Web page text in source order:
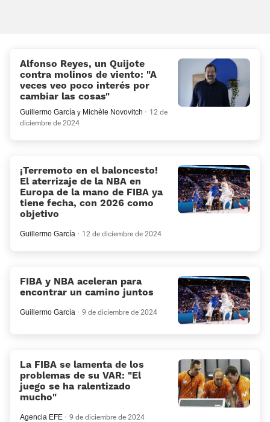
Alfonso Reyes, un Quijote
contra molinos de viento: “A
veces veo poco interés por
cambiar las cosas”
Guillermo García y Michèle Novovitch
12 de
diciembre de 2024
¡Terremoto en el baloncesto!
El aterrizaje de la NBA en
Europa de la mano de FIBA ya
tiene fecha, con 2026 como
objetivo
Guillermo García 12 de diciembre de 2024
FIBA y NBA aceleran para
encontrar un camino juntos
Guillermo García 9 de diciembre de 2024
La FIBA se lamenta de los
problemas de su VAR: “El
juego se ha ralentizado
mucho”
Agencia EFE 9 de diciembre de 2024